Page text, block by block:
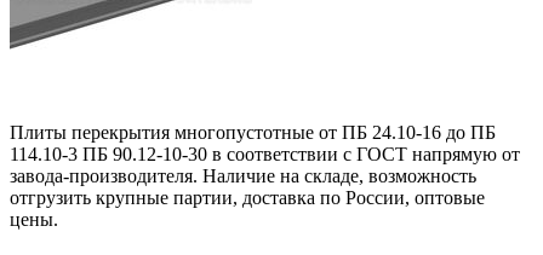
Плиты перекрытия многопустотные от ПБ 24.10-16 до ПБ
114.10-3 ПБ 90.12-10-30 в соответствии с ГОСТ напрямую от
завода-производителя. Наличие на складе, возможность
отгрузить крупные партии, доставка по России, оптовые
цены.